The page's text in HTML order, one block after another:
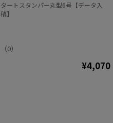
タートスタンパー丸型6号【データ入
稿】
（0）
¥4,070